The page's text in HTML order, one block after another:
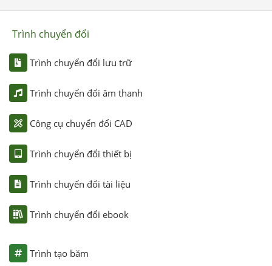
Trình chuyển đổi
Trình chuyển đổi lưu trữ
Trình chuyển đổi âm thanh
Công cụ chuyển đổi CAD
Trình chuyển đổi thiết bị
Trình chuyển đổi tài liệu
Trình chuyển đổi ebook
Trình tạo băm